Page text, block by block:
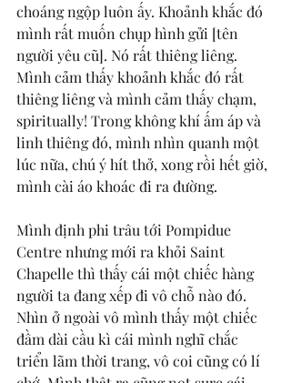
choáng ngộp luôn ấy. Khoảnh khắc đó
mình rất muốn chụp hình gửi [tên
người yêu cũ]. Nó rất thiêng liêng.
Mình cảm thấy khoảnh khắc đó rất
thiêng liêng và mình cảm thấy chạm,
spiritually! Trong không khí ấm áp và
linh thiêng đó, mình nhìn quanh một
lúc nữa, chú ý hít thở, xong rồi hết giờ,
mình cài áo khoác đi ra đường.
Mình định phi trâu tới Pompidue
Centre nhưng mới ra khỏi Saint
Chapelle thì thấy cái một chiếc hàng
người ta đang xếp đi vô chỗ nào đó.
Nhìn ở ngoài vô mình thấy một chiếc
đầm dài cầu kì cái mình nghĩ chắc
triển lãm thời trang, vô coi cũng có lí